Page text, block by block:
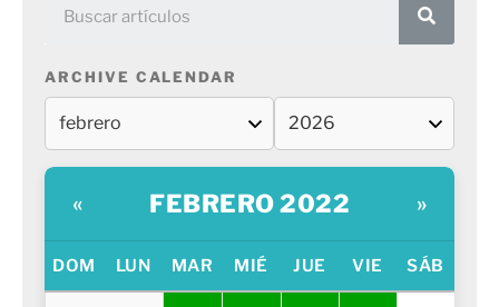
ARCHIVE CALENDAR
« FEBRERO 2022 »
DOM LUN MAR MIÉ JUE VIE SÁB